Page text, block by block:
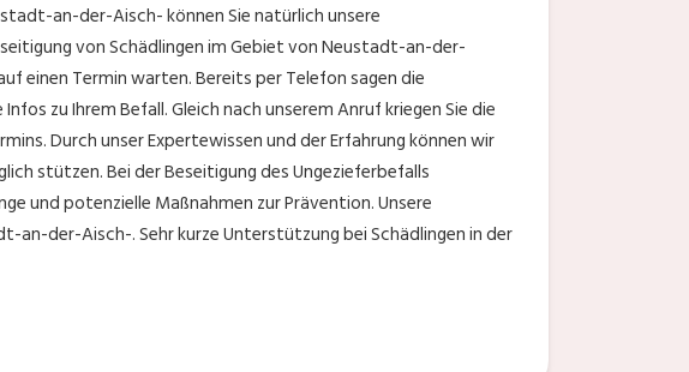
an-der-Aisch- können Sie natürlich unsere
von Schädlingen im Gebiet von Neustadt-an-der-
einen Termin warten. Bereits per Telefon sagen die
zu Ihrem Befall. Gleich nach unserem Anruf kriegen Sie die
Durch unser Expertewissen und der Erfahrung können wir
stützen. Bei der Beseitigung des Ungezieferbefalls
und potenzielle Maßnahmen zur Prävention. Unsere
an-der-Aisch-. Sehr kurze Unterstützung bei Schädlingen in der